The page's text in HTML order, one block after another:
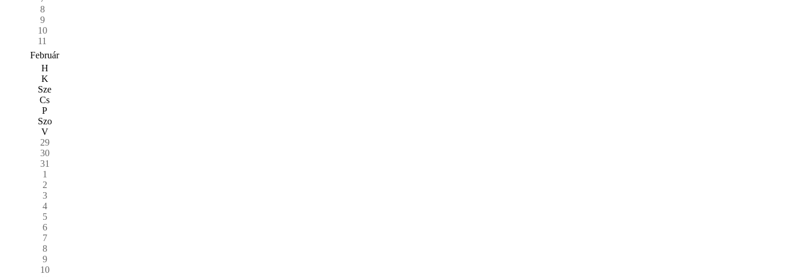
8
9
10
11
Február
H
K
Sze
Cs
P
Szo
V
29
30
31
1
2
3
4
5
6
7
8
9
10